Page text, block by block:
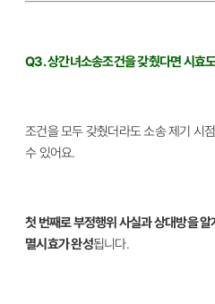
Q3. 상간녀소송조건을 갖췄다면 시효
조건을 모두 갖췄더라도 소송 제기 시
수 있어요.
첫 번째로 부정행위 사실과 상대방을 알
멸시효가 완성됩니다.